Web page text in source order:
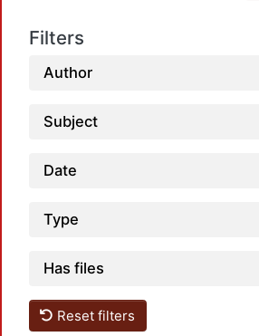
Filters
Author
Subject
Date
Type
Has files
Reset filters